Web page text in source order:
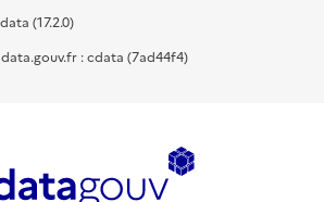
(17.2.0)
: cdata (7ad44f4)